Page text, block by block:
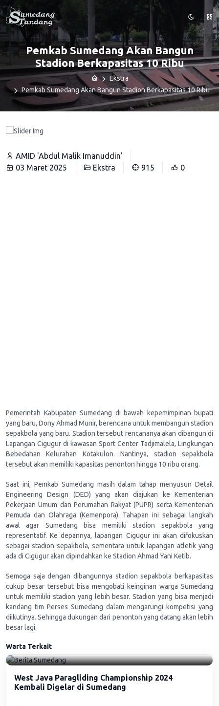
Pemkab Sumedang Akan Bangun
Stadion Berkapasitas 10 Ribu
Ekstra
Pemkab Sumedang Akan Bangun Stadion Berkapasitas 10 Ribu
AMID 'Abdul Malik Imanuddin'
03 Maret 2025
Ekstra 915 0
Pemerintah Kabupaten Sumedang di bawah kepemimpinan bupati
yang baru, Dony Ahmad Munir, berencana untuk membangun stadion
sepakbola yang baru. Stadion tersebut rencananya akan dibangun di
Lapangan Cigugur di kawasan Sport Center Tadjimalela, Lingkungan
Bebedahan Kelurahan Kotakulon. Nantinya, stadion sepakbola
tersebut akan memiliki kapasitas penonton hingga 10 ribu orang.
Saat ini, Pemkab Sumedang masih dalam tahap menyusun Detail
Engineering Design (DED) yang akan diajukan ke Kementerian
Pekerjaan Umum dan Perumahan Rakyat (PUPR) serta Kementerian
Pemuda dan Olahraga (Kemenpora). Tahapan ini sebagai langkah
awal agar Sumedang bisa memiliki stadion sepakbola yang
representatif. Ke depannya, lapangan Cigugur ini akan difokuskan
sebagai stadion sepakbola, sementara untuk lapangan atletik yang
ada di Cigugur akan dipindahkan ke Stadion Ahmad Yani Ketib.
Semoga saja dengan dibangunnya stadion sepakbola berkapasitas
cukup besar tersebut bisa mengobati keinginan warga Sumedang
untuk memiliki stadion yang lebih besar. Stadion yang bisa menjadi
kandang tim Perses Sumedang dalam mengarungi kompetisi yang
diikutinya. Sehingga dukungan dari penonton yang datang akan lebih
besar lagi.
Warta Terkait
West Java Paragliding Championship 2024
Kembali Digelar di Sumedang